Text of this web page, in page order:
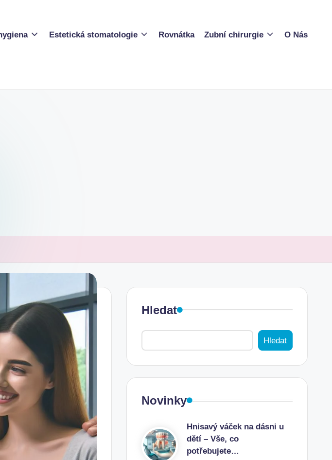
Estetická stomatologie Rovnátka Zubní chirurgie O Nás
Hledat
Hledat
Novinky
Hnisavý váček na dásni u
dětí – Vše, co
potřebujete…